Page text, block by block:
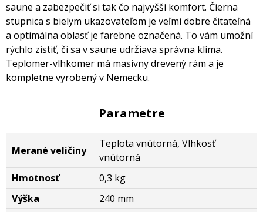
saune a zabezpečiť si tak čo najvyšší komfort. Čierna
stupnica s bielym ukazovateľom je veľmi dobre čitateľná
a optimálna oblasť je farebne označená. To vám umožní
rýchlo zistiť, či sa v saune udržiava správna klíma.
Teplomer-vlhkomer má masívny drevený rám a je
kompletne vyrobený v Nemecku.
Parametre
Merané veličiny
Teplota vnútorná, Vlhkosť
vnútorná
Hmotnosť
0,3 kg
Výška
240 mm